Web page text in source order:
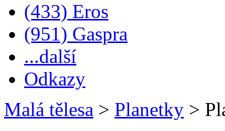
(433) Eros
(951) Gaspra
...další
Odkazy
Malá tělesa > Planetky >